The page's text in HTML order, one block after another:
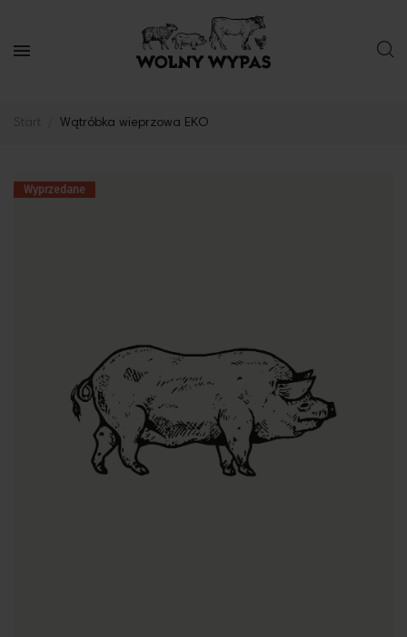
Wątróbka wieprzowa EKO
Wyprzedane